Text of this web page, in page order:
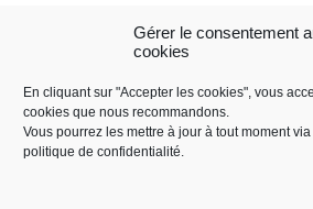
Gérer le consentement
cookies
En cliquant sur "Accepter les cookies", vous
cookies que nous recommandons.
Vous pourrez les mettre à jour à tout moment
politique de confidentialité.
contenant la farine
plongez les croquettes et les
côtés.